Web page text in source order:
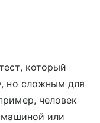
который
но сложным для
человек
машиной или